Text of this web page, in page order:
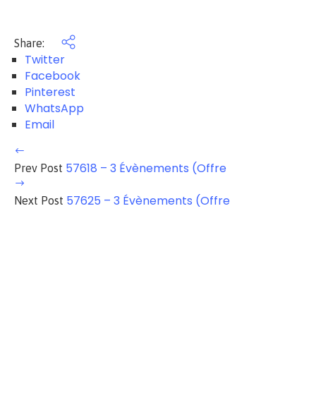
Share:
Twitter
Facebook
Pinterest
WhatsApp
Email
Prev Post 57618 – 3 Évènements (Offre
Next Post 57625 – 3 Évènements (Offre